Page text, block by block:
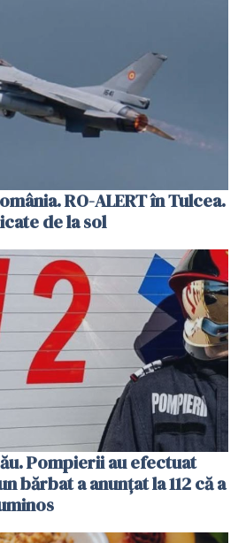
RO-ALERT în Tulcea.
de la sol
Pompierii au efectuat
bărbat a anunțat la 112 că a